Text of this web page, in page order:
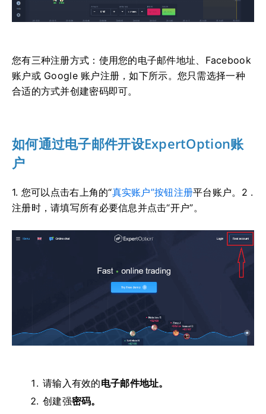
您有三种注册方式：使用您的电子邮件地址、Facebook
账户或 Google 账户注册，如下所示。您只需选择一种
合适的方式并创建密码即可。
如何通过电子邮件开设ExpertOption账
户
1. 您可以点击右上角的“真实账户”按钮注册平台账户。2 .
注册时，请填写所有必要信息并点击“开户”。
请输入有效的电子邮件地址。
创建强密码。